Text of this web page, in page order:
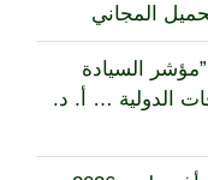
المجاني
السيادة
الدولية … أ. د.